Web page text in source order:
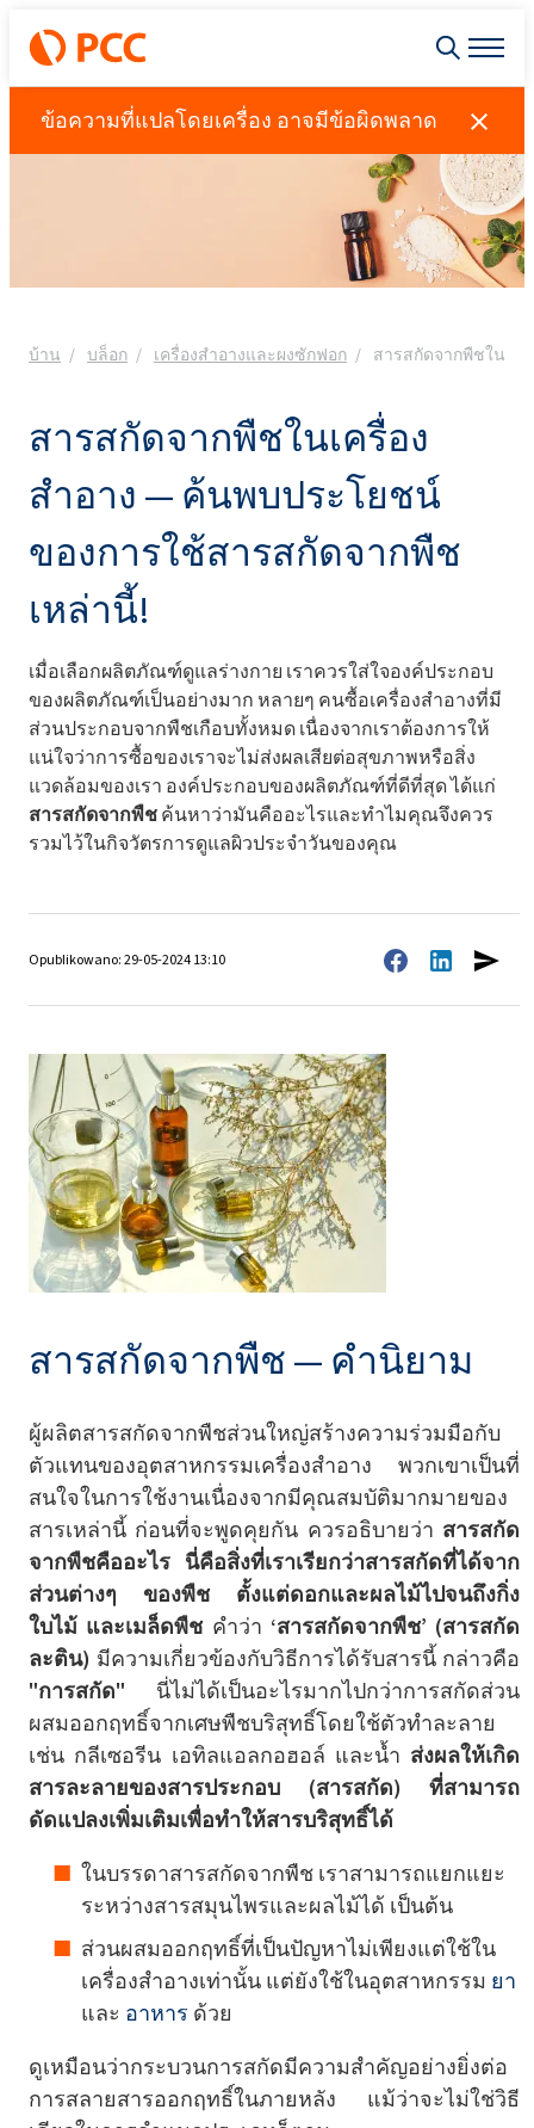
ข้อความที่แปลโดยเครื่อง อาจมีข้อผิดพลาด
บ้าน บล็อก เครื่องสำอางและผงซักฟอก สารสกัดจากพืชในเค
สารสกัดจากพืชในเครื่อง
สำอาง — ค้นพบประโยชน์
ของการใช้สารสกัดจากพืช
เหล่านี้!
เมื่อเลือกผลิตภัณฑ์ดูแลร่างกาย เราควรใส่ใจองค์ประกอบ
ของผลิตภัณฑ์เป็นอย่างมาก หลายๆ คนซื้อเครื่องสำอางที่มี
ส่วนประกอบจากพืชเกือบทั้งหมด เนื่องจากเราต้องการให้
แน่ใจว่าการซื้อของเราจะไม่ส่งผลเสียต่อสุขภาพหรือสิ่ง
แวดล้อมของเรา องค์ประกอบของผลิตภัณฑ์ที่ดีที่สุด ได้แก่
สารสกัดจากพืชค้นหาว่ามันคืออะไรและทำไมคุณจึงควร
รวมไว้ในกิจวัตรการดูแลผิวประจำวันของคุณ
Opublikowano: 29-05-2024 13:10
สารสกัดจากพืช — คำนิยาม
ผู้ผลิตสารสกัดจากพืชส่วนใหญ่สร้างความร่วมมือกับ
ตัวแทนของอุตสาหกรรมเครื่องสำอาง พวกเขาเป็นที่
สนใจในการใช้งานเนื่องจากมีคุณสมบัติมากมายของ
สารเหล่านี้ ก่อนที่จะพูดคุยกัน ควรอธิบายว่า สารสกัด
จากพืชคืออะไร นี่คือสิ่งที่เราเรียกว่าสารสกัดที่ได้จาก
ส่วนต่างๆ ของพืช ตั้งแต่ดอกและผลไม้ไปจนถึงกิ่ง
ใบไม้ และเมล็ดพืชคำว่า ‘สารสกัดจากพืช’ (สารสกัด
ละติน) มีความเกี่ยวข้องกับวิธีการได้รับสารนี้ กล่าวคือ
"การสกัด" นี่ไม่ได้เป็นอะไรมากไปกว่าการสกัดส่วน
ผสมออกฤทธิ์จากเศษพืชบริสุทธิ์โดยใช้ตัวทำละลาย
เช่น กลีเซอรีน เอทิลแอลกอฮอล์ และน้ำ ส่งผลให้เกิด
สารละลายของสารประกอบ (สารสกัด) ที่สามารถ
ดัดแปลงเพิ่มเติมเพื่อทำให้สารบริสุทธิ์ได้
ในบรรดาสารสกัดจากพืช เราสามารถแยกแยะ
ระหว่างสารสมุนไพรและผลไม้ได้ เป็นต้น
ส่วนผสมออกฤทธิ์ที่เป็นปัญหาไม่เพียงแต่ใช้ใน
เครื่องสำอางเท่านั้น แต่ยังใช้ในอุตสาหกรรม ยา
และ อาหาร ด้วย
ดูเหมือนว่ากระบวนการสกัดมีความสำคัญอย่างยิ่งต่อ
การสลายสารออกฤทธิ์ในภายหลัง แม้ว่าจะไม่ใช่วิธี